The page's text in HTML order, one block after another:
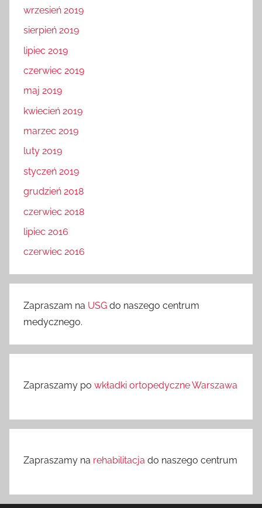
wrzesień 2019
sierpień 2019
lipiec 2019
czerwiec 2019
maj 2019
kwiecień 2019
marzec 2019
luty 2019
styczeń 2019
grudzień 2018
czerwiec 2018
lipiec 2016
czerwiec 2016
Zapraszam na USG do naszego centrum
medycznego.
Zapraszamy po wkładki ortopedyczne Warszawa
Zapraszamy na rehabilitacja do naszego centrum